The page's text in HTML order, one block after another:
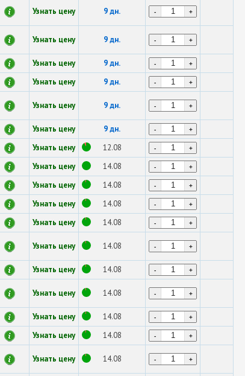
Узнать цену 9 дн. - +
Узнать цену 9 дн. - +
Узнать цену 9 дн. - +
Узнать цену 9 дн. - +
Узнать цену 9 дн. - +
Узнать цену 9 дн. - +
Узнать цену 12.08 - +
Узнать цену 14.08 - +
Узнать цену 14.08 - +
Узнать цену 14.08 - +
Узнать цену 14.08 - +
Узнать цену 14.08 - +
Узнать цену 14.08 - +
Узнать цену 14.08 - +
Узнать цену 14.08 - +
Узнать цену 14.08 - +
Узнать цену 14.08 - +